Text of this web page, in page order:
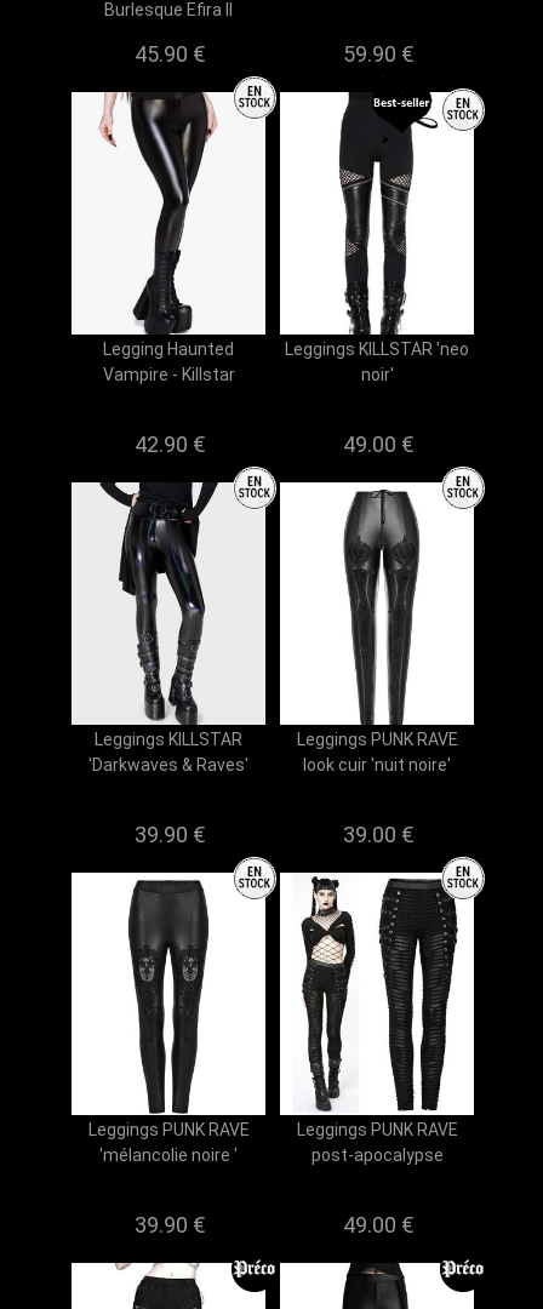
Burlesque Efira II
45.90 € 59.90 €
Legging Haunted
Vampire - Killstar
42.90 €
Leggings KILLSTAR 'neo
noir'
49.00 €
Leggings KILLSTAR
'Darkwaves & Raves'
39.90 €
Leggings PUNK RAVE
look cuir 'nuit noire'
39.00 €
Leggings PUNK RAVE
'mélancolie noire '
39.90 €
Leggings PUNK RAVE
post-apocalypse
49.00 €